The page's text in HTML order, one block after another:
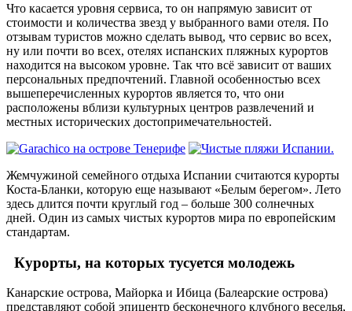
Что касается уровня сервиса, то он напрямую зависит от
стоимости и количества звезд у выбранного вами отеля. По
отзывам туристов можно сделать вывод, что сервис во всех,
ну или почти во всех, отелях испанских пляжных курортов
находится на высоком уровне. Так что всё зависит от ваших
персональных предпочтений. Главной особенностью всех
вышеперечисленных курортов является то, что они
расположены вблизи культурных центров развлечений и
местных исторических достопримечательностей.
Жемчужиной семейного отдыха Испании считаются курорты
Коста-Бланки, которую еще называют «Белым берегом». Лето
здесь длится почти круглый год – больше 300 солнечных
дней. Один из самых чистых курортов мира по европейским
стандартам.
Курорты, на которых тусуется молодежь
Канарские острова, Майорка и Ибица (Балеарские острова)
представляют собой эпицентр бесконечного клубного веселья,